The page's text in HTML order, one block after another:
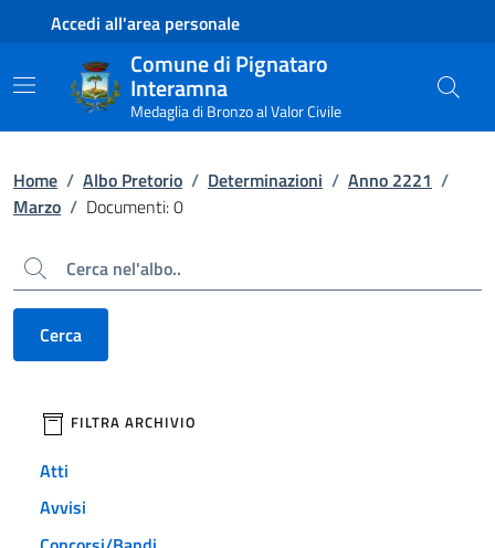
Contenuto principale
Piede di paginaAccedi all'area personale
Comune di Pignataro
Interamna
Medaglia di Bronzo al Valor Civile
Home / Albo Pretorio / Determinazioni / Anno 2221 /
Marzo / Documenti: 0
Cerca
Cerca
filtri da applicare
FILTRA ARCHIVIO
Atti
Avvisi